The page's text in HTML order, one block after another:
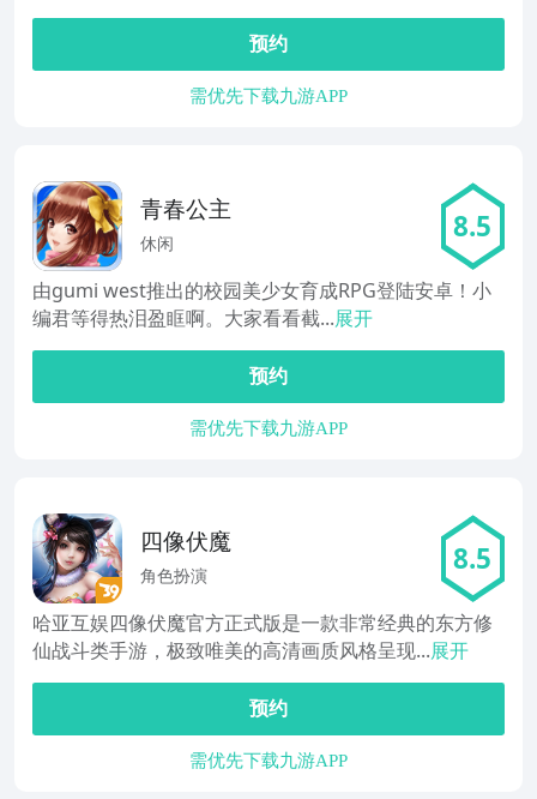
预约
需优先下载九游APP
青春公主
休闲 8.5
由gumi west推出的校园美少女育成RPG登陆安卓！小
编君等得热泪盈眶啊。大家看看截...展开
预约
需优先下载九游APP
四像伏魔
角色扮演 8.5
哈亚互娱四像伏魔官方正式版是一款非常经典的东方修
仙战斗类手游，极致唯美的高清画质风格呈现...展开
预约
需优先下载九游APP